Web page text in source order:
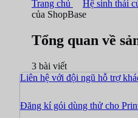
Trang chủ
Hệ sinh thái
của ShopBase
Tổng quan về
3 bài viết
Liên hệ với đội ngũ hỗ trợ
Đăng kí gói dùng thử cho